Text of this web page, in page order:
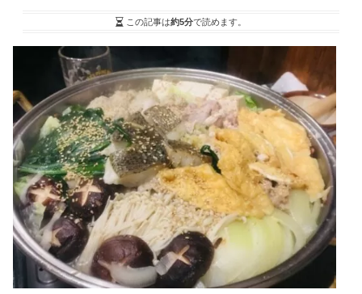
この記事は約5分で読めます。